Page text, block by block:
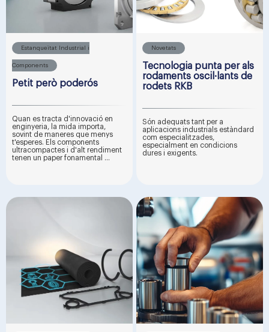
Estanqueïtat Industrial i
Components
Petit però poderós
Quan es tracta d'innovació en
enginyeria, la mida importa,
sovint de maneres que menys
t'esperes. Els components
ultracompactes i d'alt rendiment
tenen un paper fonamental ...
Novetats
Tecnologia punta per als
rodaments oscil·lants de
rodets RKB
Són adequats tant per a
aplicacions industrials estàndard
com especialitzades,
especialment en condicions
dures i exigents.